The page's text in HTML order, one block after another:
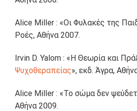
Alice Miller : «Οι Φυλακές της
Ροές, Αθήνα 2007.
Irvin D. Yalom : «Η Θεωρία και
Ψυχοθεραπείας», εκδ. Άγρα,
Alice Miller : «Το σώμα δεν
Αθήνα 2009.